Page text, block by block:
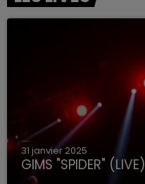
31 janvier 2025
GIMS "SPIDER" (LIVE)